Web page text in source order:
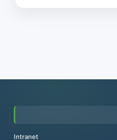
Intranet